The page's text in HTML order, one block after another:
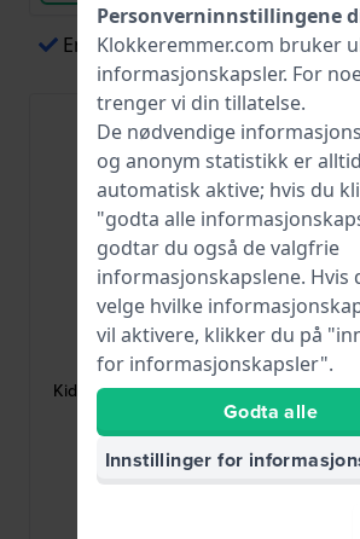
Enkel betaling via Apple Pay
Garonne Kids
KQ13Q478
Kids Classic 30 mm Kids
535,00 kr
diving
Personverninnstillingene
Klokkeremmer.com bruker
informasjonskapsler. For
trenger vi din tillatelse.
De nødvendige
og anonym statistikk er alltid
automatisk aktive; hvis du
"godta alle
godtar du også de valgfrie
informasjonskapslene. Hvis
velge hvilke
vil aktivere, klikker du på
for informasjonskapsler".
Godta alle
Innstillinger for